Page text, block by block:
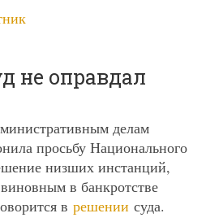
не оправдал
делам
просьбу Национального
низших инстанций,
в банкротстве
в решении суда.